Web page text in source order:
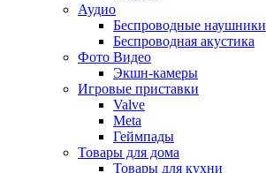
Аудио
Беспроводные наушники
Беспроводная акустика
Фото Видео
Экшн-камеры
Игровые приставки
Valve
Meta
Геймпады
Товары для дома
Товары для кухни